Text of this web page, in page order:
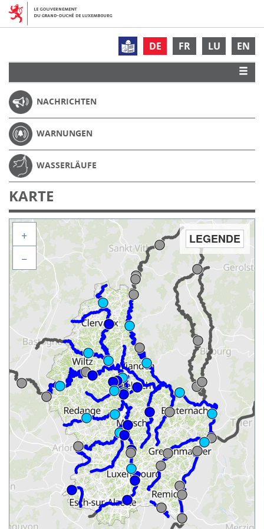
DE FR LU EN
NACHRICHTEN
WARNUNGEN
WASSERLÄUFE
KARTE
LEGENDE
+
−